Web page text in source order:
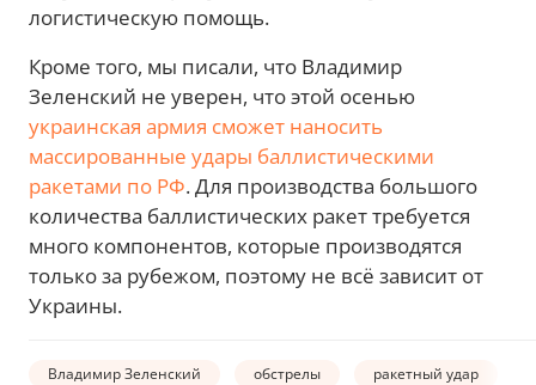
логистическую помощь.
Кроме того, мы писали, что Владимир
Зеленский не уверен, что этой осенью
украинская армия сможет наносить
массированные удары баллистическими
ракетами по РФ. Для производства большого
количества баллистических ракет требуется
много компонентов, которые производятся
только за рубежом, поэтому не всё зависит от
Украины.
Владимир Зеленский обстрелы ракетный удар